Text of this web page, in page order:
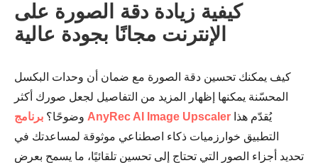
كيفية زيادة دقة الصورة على
الإنترنت مجانًا بجودة عالية
كيف يمكنك تحسين دقة الصورة مع ضمان أن وحدات البكسل
المحسّنة يمكنها إظهار المزيد من التفاصيل لجعل صورك أكثر
وضوحًا؟ برنامج AnyRec AI Image Upscaler
التطبيق خوارزميات ذكاء اصطناعي موثوقة لمساعدتك في
تحديد أجزاء الصور التي تحتاج إلى تحسين تلقائيًا، ما يسمح بعرض